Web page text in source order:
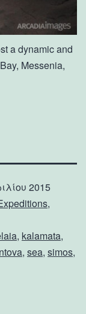
a dynamic and
Messenia,
2015
,
, kalamata,
, sea, simos,